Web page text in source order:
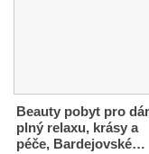
Beauty pobyt pro
plný relaxu, krásy a
péče, Bardejovské…